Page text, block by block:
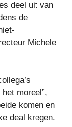
deel uit van
de
Michele
moreel”,
komen en
deal kregen.